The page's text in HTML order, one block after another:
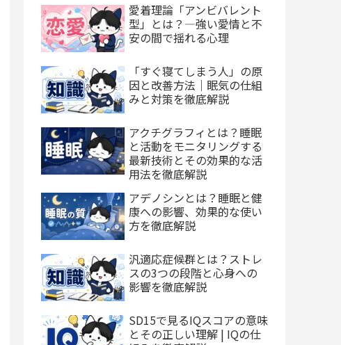
愛着理論「アンビバレント
型」とは？—強い愛情と不
安の間で揺れる心理
「すぐ寝てしまう人」の原
因と改善方法｜眠気の仕組
みと対策を徹底解説
アクチグラフィとは？睡眠
と活動をモニタリングする
最新技術とその効果的な活
用法を徹底解説
アデノシンとは？睡眠と健
康への影響、効果的な使い
方を徹底解説
汎適応症候群とは？ストレ
スの3つの段階と心身への
影響を徹底解説
SD15で見るIQスコアの意味
とその正しい理解 | IQの仕